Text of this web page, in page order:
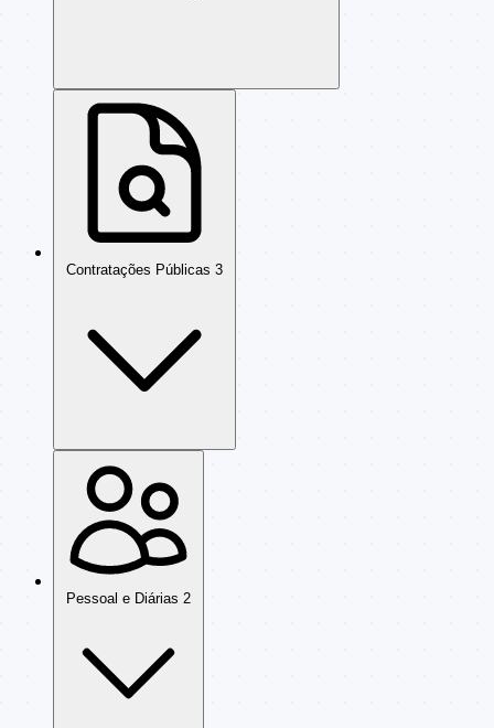
Contratações Públicas 3
Pessoal e Diárias 2